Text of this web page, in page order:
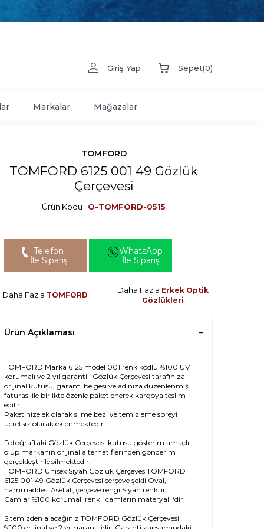
Giriş Yap Sepet(0)
Markalar Mağazalar
TOMFORD
TOMFORD 6125 001 49 Gözlük
Çerçevesi
Ürün Kodu : O-TOMFORD-0515
Telefon
İle Sipariş
WhatsApp
İle Sipariş
Daha Fazla TOMFORD
Daha Fazla Erkek Optik
Gözlükleri
Ürün Açıklaması
TOMFORD Marka 6125 model 001 renk kodlu %100 UV
korumalı ve 2 yıl garantili Gözlük Çerçevesi tarafınıza
orijinal kutusu, garanti belgesi ve adınıza düzenlenmiş
faturası ile birlikte özenle paketlenerek kargoya teslim
edilir.
Paketinize ek olarak silme bezi ve temizleme spreyi
ücretsiz olarak eklenmektedir.
Fotoğraftaki Gözlük Çerçevesi kutusu gösterim amaçlı
olup markanın orijinal alternatiflerinden gönderim
gerçekleştirilebilmektedir.
TOMFORD Unisex Siyah Gözlük ÇerçevesiTOMFORD
6125 001 49 Gözlük Çerçevesi çerçeve şekli Oval,
hammaddesi Asetat, çerçeve rengi Siyah renktir.
Camlar %100 korumalı renkli camların materyali ‘dir.
Sitemizden alacağınız TOMFORD Gözlük Çerçevesi